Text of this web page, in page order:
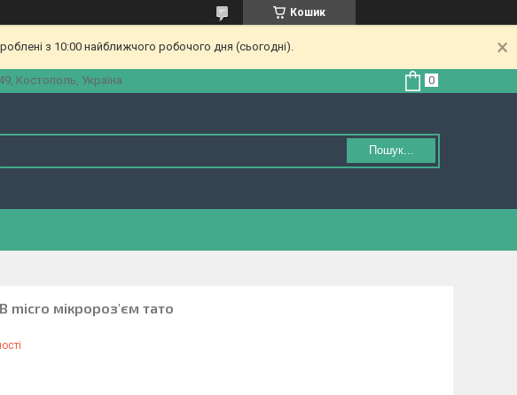
Кошик
з 10:00 найближчого робочого дня (сьогодні).
Костополь, Україна
Пошук...
micro мікророз'єм тато